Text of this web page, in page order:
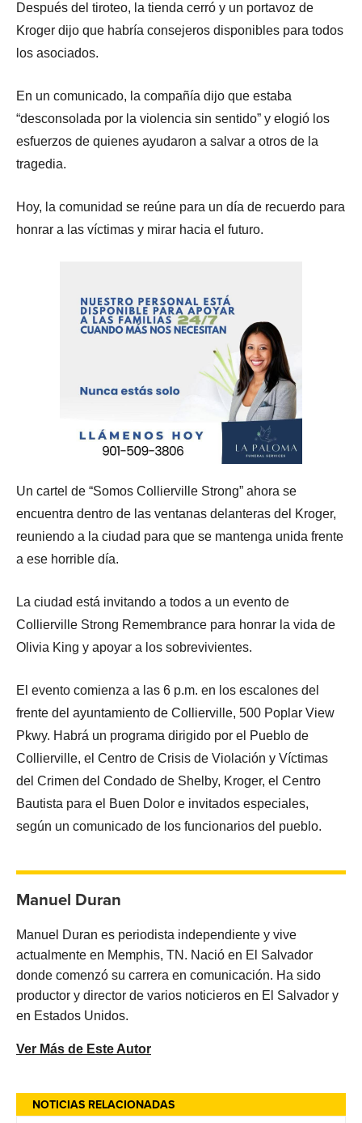
NOTICIAS RELACIONADAS
Después del tiroteo, la tienda cerró y un portavoz de
Kroger dijo que habría consejeros disponibles para todos
los asociados.
En un comunicado, la compañía dijo que estaba
“desconsolada por la violencia sin sentido” y elogió los
esfuerzos de quienes ayudaron a salvar a otros de la
tragedia.
Hoy, la comunidad se reúne para un día de recuerdo para
honrar a las víctimas y mirar hacia el futuro.
Un cartel de “Somos Collierville Strong” ahora se
encuentra dentro de las ventanas delanteras del Kroger,
reuniendo a la ciudad para que se mantenga unida frente
a ese horrible día.
La ciudad está invitando a todos a un evento de
Collierville Strong Remembrance para honrar la vida de
Olivia King y apoyar a los sobrevivientes.
El evento comienza a las 6 p.m. en los escalones del
frente del ayuntamiento de Collierville, 500 Poplar View
Pkwy. Habrá un programa dirigido por el Pueblo de
Collierville, el Centro de Crisis de Violación y Víctimas
del Crimen del Condado de Shelby, Kroger, el Centro
Bautista para el Buen Dolor e invitados especiales,
según un comunicado de los funcionarios del pueblo.
Manuel Duran
Manuel Duran es periodista independiente y vive
actualmente en Memphis, TN. Nació en El Salvador
donde comenzó su carrera en comunicación. Ha sido
productor y director de varios noticieros en El Salvador y
en Estados Unidos.
Ver Más de Este Autor